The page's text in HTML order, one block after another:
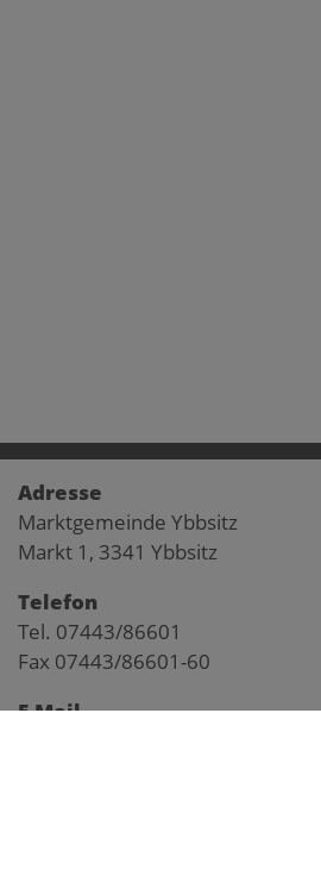
Adresse
Marktgemeinde Ybbsitz
Markt 1, 3341 Ybbsitz
Telefon
Tel. 07443/86601
Fax 07443/86601-60
E-Mail